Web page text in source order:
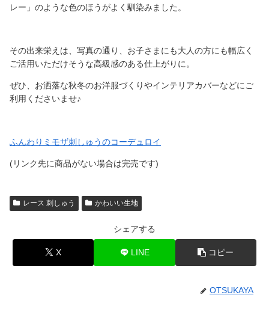
レー」のような色のほうがよく馴染みました。
その出来栄えは、写真の通り、お子さまにも大人の方にも幅広く
ご活用いただけそうな高級感のある仕上がりに。
ぜひ、お洒落な秋冬のお洋服づくりやインテリアカバーなどにご
利用くださいませ♪
ふんわりミモザ刺しゅうのコーデュロイ
(リンク先に商品がない場合は完売です)
レース 刺しゅう かわいい生地
シェアする
X LINE コピー
OTSUKAYA